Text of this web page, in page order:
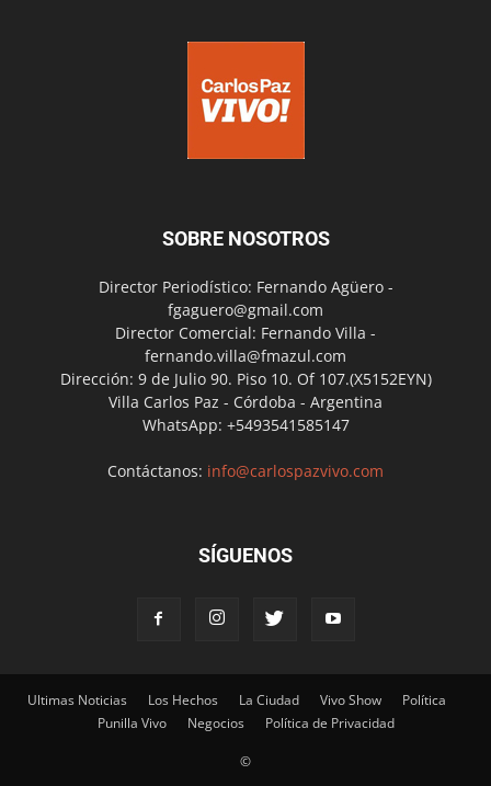
SOBRE NOSOTROS
Director Periodístico: Fernando Agüero -
fgaguero@gmail.com
Director Comercial: Fernando Villa -
fernando.villa@fmazul.com
Dirección: 9 de Julio 90. Piso 10. Of 107.(X5152EYN)
Villa Carlos Paz - Córdoba - Argentina
WhatsApp: +5493541585147
Contáctanos: info@carlospazvivo.com
SÍGUENOS
Ultimas Noticias Los Hechos La Ciudad Vivo Show
Política
Punilla Vivo
Negocios Política de Privacidad
©